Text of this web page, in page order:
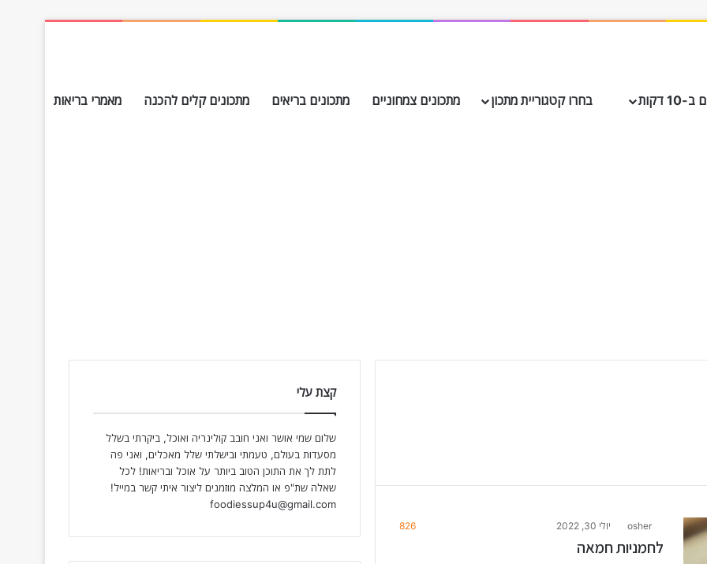
דקות בחרו קטגוריית מתכון מתכונים צמחוניים מתכונים בריאים מתכונים קלים להכנה מאמרי בריאות
osher יולי 30, 2022 826
לחמניות חמאה
קצת עלי
שלום שמי אושר ואני חובב קולינריה ואוכל, ביקרתי בשלל
מסעדות בעולם, טעמתי ובישלתי שלל מאכלים, ואני פה
לתת לך את התוכן הטוב ביותר על אוכל ובריאות! לכל
שאלה שת"פ או המלצה מוזמנים ליצור איתי קשר במייל!
foodiessup4u@gmail.com